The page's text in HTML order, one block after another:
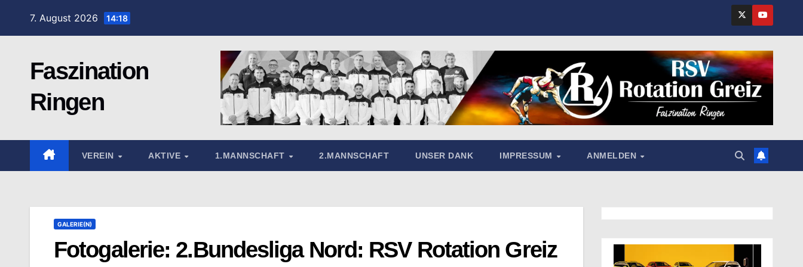
7. August 2026 14:18
Faszination
Ringen
VEREIN AKTIVE 1.MANNSCHAFT 2.MANNSCHAFT UNSER DANK IMPRESSUM ANMELDEN
GALERIE(N)
Fotogalerie: 2.Bundesliga Nord: RSV Rotation Greiz